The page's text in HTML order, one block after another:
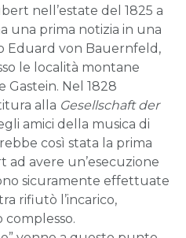
nell’estate del 1825 a
una prima notizia in una
Eduard von Bauernfeld,
le località montane
Gastein. Nel 1828
alla Gesellschaft der
amici della musica di
così stata la prima
ad avere un’esecuzione
sicuramente effettuate
rifiutò l’incarico,